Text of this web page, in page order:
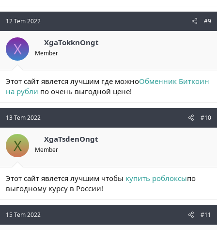
12 Tem 2022 #9
X XgaTokknOngt
Member
Этот сайт явлется лучшим где можноОбменник Биткоин
на рубли по очень выгодной цене!
13 Tem 2022 #10
X XgaTsdenOngt
Member
Этот сайт явлется лучшим чтобы купить роблоксыпо
выгодному курсу в России!
15 Tem 2022 #11